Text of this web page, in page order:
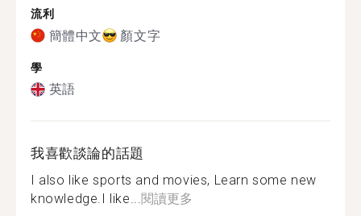
流利
簡體中文 顏文字
學
英語
我喜歡談論的話題
I also like sports and movies, Learn some new
knowledge.I like...閱讀更多